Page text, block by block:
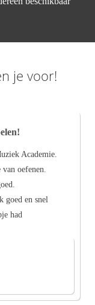
je voor!
Academie.
oefenen.
goed en snel
had